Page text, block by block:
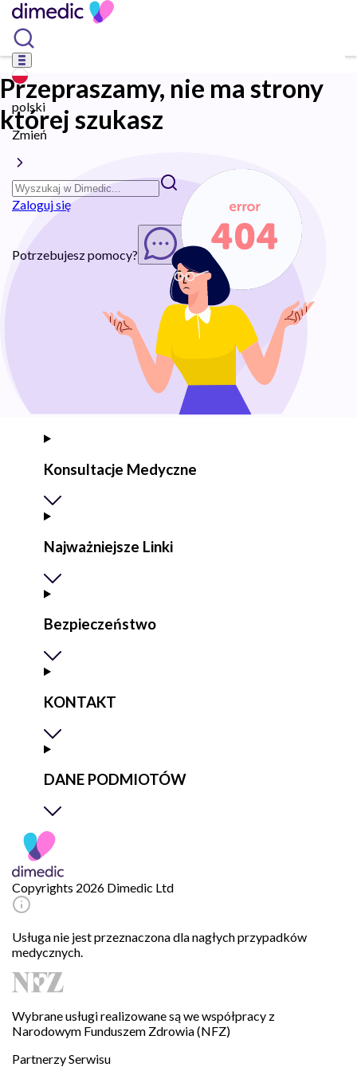
polski
Zmień
Zaloguj się
Potrzebujesz pomocy? Rozpocznij chat
Przepraszamy, nie ma strony
której szukasz
Konsultacje Medyczne
Najważniejsze Linki
Bezpieczeństwo
KONTAKT
DANE PODMIOTÓW
Copyrights 2026 Dimedic Ltd
Usługa nie jest przeznaczona dla nagłych przypadków
medycznych.
Wybrane usługi realizowane są we współpracy z
Narodowym Funduszem Zdrowia (NFZ)
Partnerzy Serwisu